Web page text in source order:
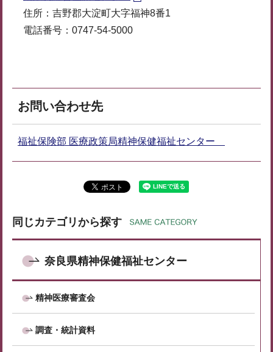
住所：吉野郡大淀町大字福神8番1
電話番号：0747-54-5000
お問い合わせ先
福祉保険部 医療政策局精神保健福祉センター
同じカテゴリから探す
奈良県精神保健福祉センター
精神医療審査会
調査・統計資料